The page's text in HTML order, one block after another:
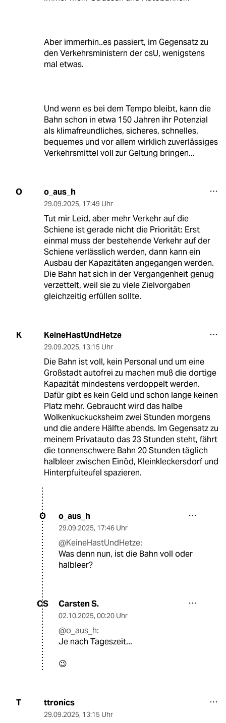
Aber immerhin..es passiert, im Gegensatz zu
den Verkehrsministern der csU, wenigstens
mal etwas.
Und wenn es bei dem Tempo bleibt, kann die
Bahn schon in etwa 150 Jahren ihr Potenzial
als klimafreundliches, sicheres, schnelles,
bequemes und vor allem wirklich zuverlässiges
Verkehrsmittel voll zur Geltung bringen...
O o_aus_h
29.09.2025, 17:49 Uhr
Tut mir Leid, aber mehr Verkehr auf die
Schiene ist gerade nicht die Priorität: Erst
einmal muss der bestehende Verkehr auf der
Schiene verlässlich werden, dann kann ein
Ausbau der Kapazitäten angegangen werden.
Die Bahn hat sich in der Vergangenheit genug
verzettelt, weil sie zu viele Zielvorgaben
gleichzeitig erfüllen sollte.
K KeineHastUndHetze
29.09.2025, 13:15 Uhr
Die Bahn ist voll, kein Personal und um eine
Großstadt autofrei zu machen muß die dortige
Kapazität mindestens verdoppelt werden.
Dafür gibt es kein Geld und schon lange keinen
Platz mehr. Gebraucht wird das halbe
Wolkenkuckucksheim zwei Stunden morgens
und die andere Hälfte abends. Im Gegensatz zu
meinem Privatauto das 23 Stunden steht, fährt
die tonnenschwere Bahn 20 Stunden täglich
halbleer zwischen Einöd, Kleinkleckersdorf und
Hinterpfuiteufel spazieren.
O o_aus_h
29.09.2025, 17:46 Uhr
@KeineHastUndHetze:
Was denn nun, ist die Bahn voll oder
halbleer?
CS Carsten S.
02.10.2025, 00:20 Uhr
@o_aus_h:
Je nach Tageszeit...
😉
T ttronics
29.09.2025, 13:15 Uhr